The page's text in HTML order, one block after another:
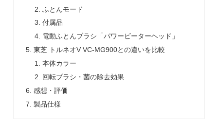
ふとんモード
付属品
電動ふとんブラシ「パワービーターヘッド」
東芝 トルネオV VC-MG900との違いを比較
本体カラー
回転ブラシ・菌の除去効果
感想・評価
製品仕様